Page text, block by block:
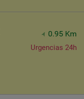
0.95 Km
Urgencias 24h